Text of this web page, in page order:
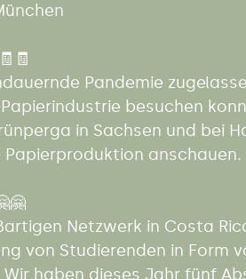
Pandemie
besuchen
in Sachsen und bei
anschauen.
Netzwerk in Costa
von Studierenden in Form
Wir haben dieses Jahr fünf